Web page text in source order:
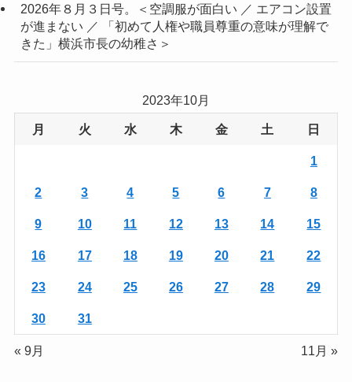
2026年８月３日号。＜空調服が面白い ／ エアコン設置
が進まない ／ 「初めて人権や職員尊重の意味が理解で
きた」横浜市長の幼稚さ＞
2023年10月
月 火 水 木 金 土 日
1
2 3 4 5 6 7 8
9 10 11 12 13 14 15
16 17 18 19 20 21 22
23 24 25 26 27 28 29
30 31
« 9月 11月 »